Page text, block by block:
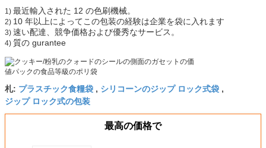
1) 最近輸入された 12 の色刷機械。
2) 10 年以上によってこの包装の経験は企業を袋に入れます
3) 速い配達、競争価格および優秀なサービス。
4) 質の gurantee
札: プラスチック食糧袋 , シリコーンのジップ ロック式袋 ,
ジップ ロック式の包装
最高の価格で